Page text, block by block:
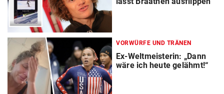
VORWÜRFE UND TRÄNEN
Ex-Weltmeisterin: „Dann
wäre ich heute gelähmt!“